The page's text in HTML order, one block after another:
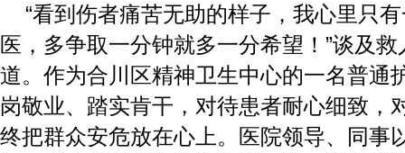
“看到伤者痛苦无助的样子，我心里只
医，多争取一分钟就多一分希望！”谈及
道。作为合川区精神卫生中心的一名普通
岗敬业、踏实肯干，对待患者耐心细致，
终把群众安危放在心上。医院领导、同事